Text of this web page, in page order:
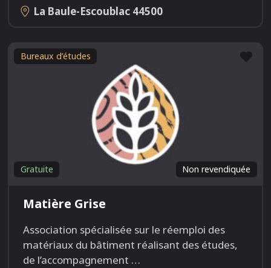
La Baule-Escoublac 44500
Bureaux d’études
Non revendiquée
Gratuite
Matière Grise
Association spécialisée sur le réemploi des
matériaux du bâtiment réalisant des études,
de l’accompagnement …